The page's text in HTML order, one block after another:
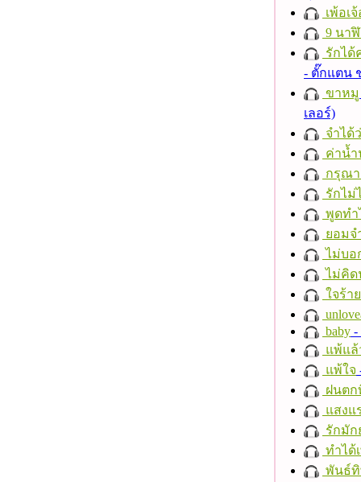
เพ้อเ
9 นา
รักได้
- ตั๊กแตน
ขาหมู
เลอร์)
จำได้
ค่าน้
กรุณา
รักไม่
พูดทำ
ยอม
ไม่บอ
ไม่คิด
ใจร้าย
baby -
แพ้แล้
แพ้ใจ
ฝนตก
แสงแ
รักมัก
ทำได้
พันธ์